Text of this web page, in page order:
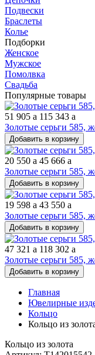
Подвески
Браслеты
Колье
Подборки
Женское
Мужское
Помолвка
Свадьба
Популярные товары
51 905 a 115 343 a
Золотые серьги 585,
Добавить в корзину
20 550 a 45 666 a
Золотые серьги 585,
Добавить в корзину
19 598 a 43 550 a
Золотые серьги 585,
Добавить в корзину
47 321 a 118 302 a
Золотые серьги 585,
Добавить в корзину
Главная
Ювелирные
Кольцо
Кольцо из
Кольцо из золота